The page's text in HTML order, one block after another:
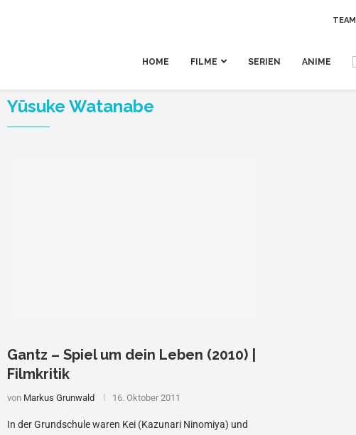
TEAM
HOME FILME SERIEN ANIME
Yūsuke Watanabe
Gantz – Spiel um dein Leben (2010) |
Filmkritik
von Markus Grunwald 16. Oktober 2011
In der Grundschule waren Kei (Kazunari Ninomiya) und